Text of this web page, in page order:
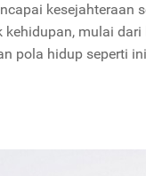
kesejahteraan
mulai
pola hidup seperti